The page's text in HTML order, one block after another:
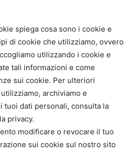
spiega cosa sono i cookie e
di cookie che utilizziamo, ovvero
utilizzando i cookie e
tali informazioni e come
sui cookie. Per ulteriori
archiviamo e
tuoi dati personali, consulta la
privacy.
modificare o revocare il tuo
sui cookie sul nostro sito